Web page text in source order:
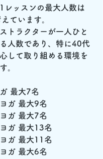
レッスンの最大人数は
ています。
トラクターが一人ひと
人数であり、特に40代
して取り組める環境を
。
最大7名
ガ 最大9名
ガ 最大7名
ガ 最大13名
ガ 最大11名
ガ 最大6名